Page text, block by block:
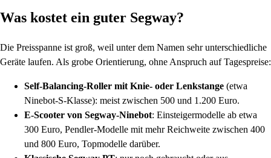
Was kostet ein guter Segway?
Die Preisspanne ist groß, weil unter dem Namen sehr unterschiedliche
Geräte laufen. Als grobe Orientierung, ohne Anspruch auf Tagespreise:
Self-Balancing-Roller mit Knie- oder Lenkstange (etwa
Ninebot-S-Klasse): meist zwischen 500 und 1.200 Euro.
E-Scooter von Segway-Ninebot: Einsteigermodelle ab etwa
300 Euro, Pendler-Modelle mit mehr Reichweite zwischen 400
und 800 Euro, Topmodelle darüber.